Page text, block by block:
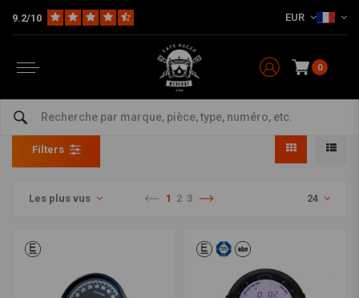
9.2/10 EUR
0
Numérique
Home The Bike Électronique & Accessoires Compteurs
Filters
Les plus vus 1 2 3 24